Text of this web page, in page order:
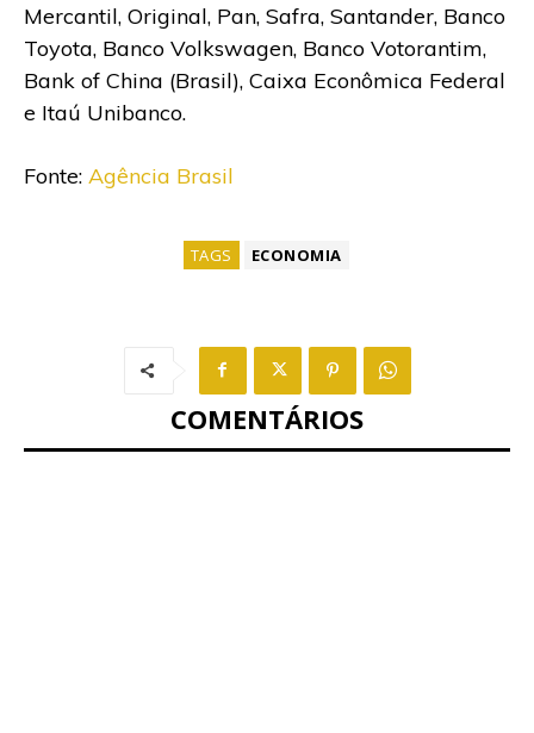
Mercantil, Original, Pan, Safra, Santander, Banco
Toyota, Banco Volkswagen, Banco Votorantim,
Bank of China (Brasil), Caixa Econômica Federal
e Itaú Unibanco.
Fonte: Agência Brasil
TAGS ECONOMIA
COMENTÁRIOS